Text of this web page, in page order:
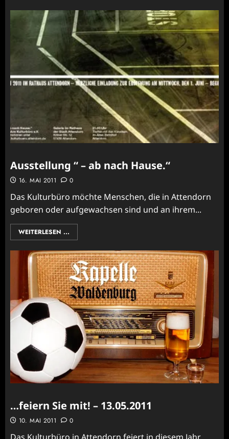
Ausstellung “ – ab nach Hause.“
16. MAI 2011 0
Das Kulturbüro möchte Menschen, die in Attendorn
geboren oder aufgewachsen sind und an ihrem...
WEITERLESEN ...
…feiern Sie mit! – 13.05.2011
10. MAI 2011 0